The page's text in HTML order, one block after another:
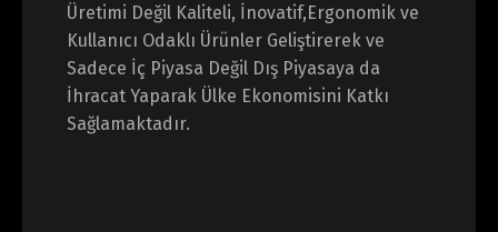
Üretimi Değil Kaliteli, İnovatif,Ergonomik ve
Kullanıcı Odaklı Ürünler Geliştirerek ve
Sadece İç Piyasa Değil Dış Piyasaya da
İhracat Yaparak Ülke Ekonomisini Katkı
Sağlamaktadır.